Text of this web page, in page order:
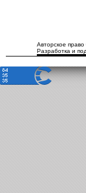
Авторское
Разработка и